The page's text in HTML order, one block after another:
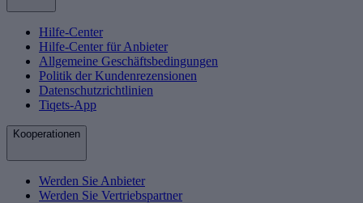
Hilfe-Center
Hilfe-Center für Anbieter
Allgemeine Geschäftsbedingungen
Politik der Kundenrezensionen
Datenschutzrichtlinien
Tiqets-App
Kooperationen
Werden Sie Anbieter
Werden Sie Vertriebspartner